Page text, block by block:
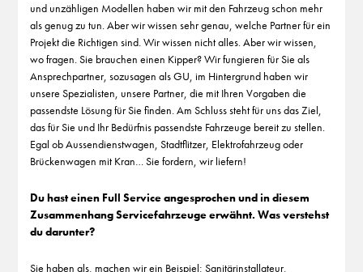
und unzähligen Modellen haben wir mit den Fahrzeug schon mehr
als genug zu tun. Aber wir wissen sehr genau, welche Partner für ein
Projekt die Richtigen sind. Wir wissen nicht alles. Aber wir wissen,
wo fragen. Sie brauchen einen Kipper? Wir fungieren für Sie als
Ansprechpartner, sozusagen als GU, im Hintergrund haben wir
unsere Spezialisten, unsere Partner, die mit Ihren Vorgaben die
passendste Lösung für Sie finden. Am Schluss steht für uns das Ziel,
das für Sie und Ihr Bedürfnis passendste Fahrzeuge bereit zu stellen.
Egal ob Aussendienstwagen, Stadtflitzer, Elektrofahrzeug oder
Brückenwagen mit Kran… Sie fordern, wir liefern!
Du hast einen Full Service angesprochen und in diesem
Zusammenhang Servicefahrzeuge erwähnt. Was verstehst
du darunter?
Sie haben als, machen wir ein Beispiel; Sanitärinstallateur,